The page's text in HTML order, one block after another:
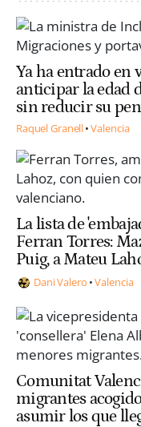
Ya ha entrado en
anticipar la edad
sin reducir su
Raquel Granell Valencia
La lista de
Ferran Torres:
Puig, a Mateu
Dani Valero Valencia
Comunitat
migrantes
asumir los que